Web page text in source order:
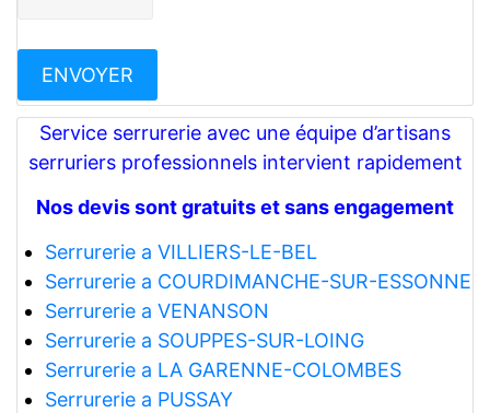
Service serrurerie avec une équipe d’artisans
serruriers professionnels intervient rapidement
Nos devis sont gratuits et sans engagement
Serrurerie a VILLIERS-LE-BEL
Serrurerie a COURDIMANCHE-SUR-ESSONNE
Serrurerie a VENANSON
Serrurerie a SOUPPES-SUR-LOING
Serrurerie a LA GARENNE-COLOMBES
Serrurerie a PUSSAY